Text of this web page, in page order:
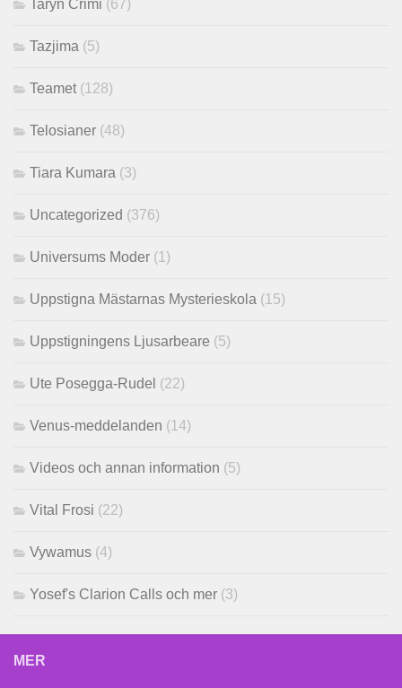
Taryn Crimi (67)
Tazjima (5)
Teamet (128)
Telosianer (48)
Tiara Kumara (3)
Uncategorized (376)
Universums Moder (1)
Uppstigna Mästarnas Mysterieskola (15)
Uppstigningens Ljusarbeare (5)
Ute Posegga-Rudel (22)
Venus-meddelanden (14)
Videos och annan information (5)
Vital Frosi (22)
Vywamus (4)
Yosef's Clarion Calls och mer (3)
MER